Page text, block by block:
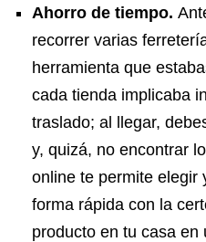
Ahorro de tiempo.
recorrer varias
herramienta que
cada tienda implicaba
traslado; al llegar,
y, quizá, no encontrar
online te permite elegir
forma rápida con la
producto en tu casa en